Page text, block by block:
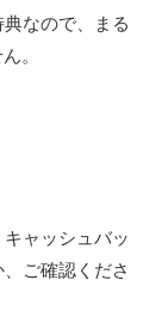
なので、まる
。
ャッシュバッ
ご確認くださ